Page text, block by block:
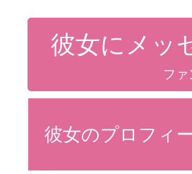
彼女にメッ
フ
彼女のプロフィ